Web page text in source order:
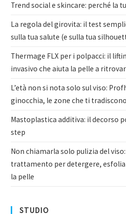
Trend social e skincare: perché la
La regola del girovita: il test
sulla tua salute (e sulla tua
Thermage FLX per i polpacci: il
invasivo che aiuta la pelle a
L’età non si nota solo sul viso:
ginocchia, le zone che ti
Mastoplastica additiva: il decorso
step
Non chiamarla solo pulizia del
trattamento per detergere,
la pelle
STUDIO